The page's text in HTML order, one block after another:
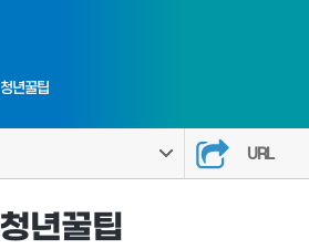
청년꿀팁
URL
청년꿀팁